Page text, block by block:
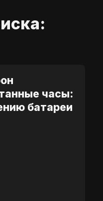
часы:
батареи